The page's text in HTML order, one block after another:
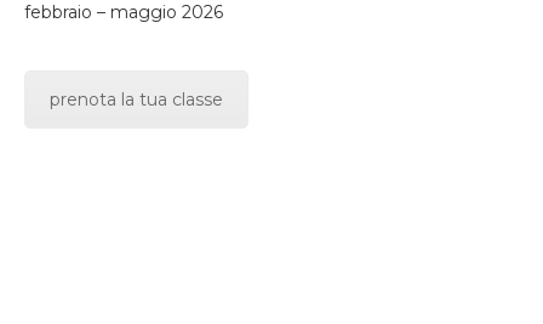
febbraio – maggio 2026
prenota la tua classe